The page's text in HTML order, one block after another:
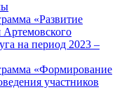
«Развитие
Артемовского
на период 2023 –
«Формирование
участников